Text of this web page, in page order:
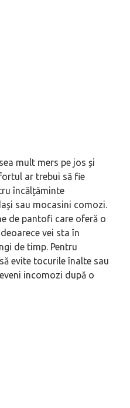
mult mers pe jos și
ar trebui să fie
încălțăminte
sau mocasini comozi.
de pantofi care oferă o
vei sta în
de timp. Pentru
evite tocurile înalte sau
incomozi după o